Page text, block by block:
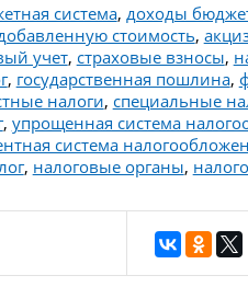
система, доходы
стоимость,
учет, страховые взносы,
, государственная пошлина,
налоги, специальные
, упрощенная система
система
, налоговые органы,